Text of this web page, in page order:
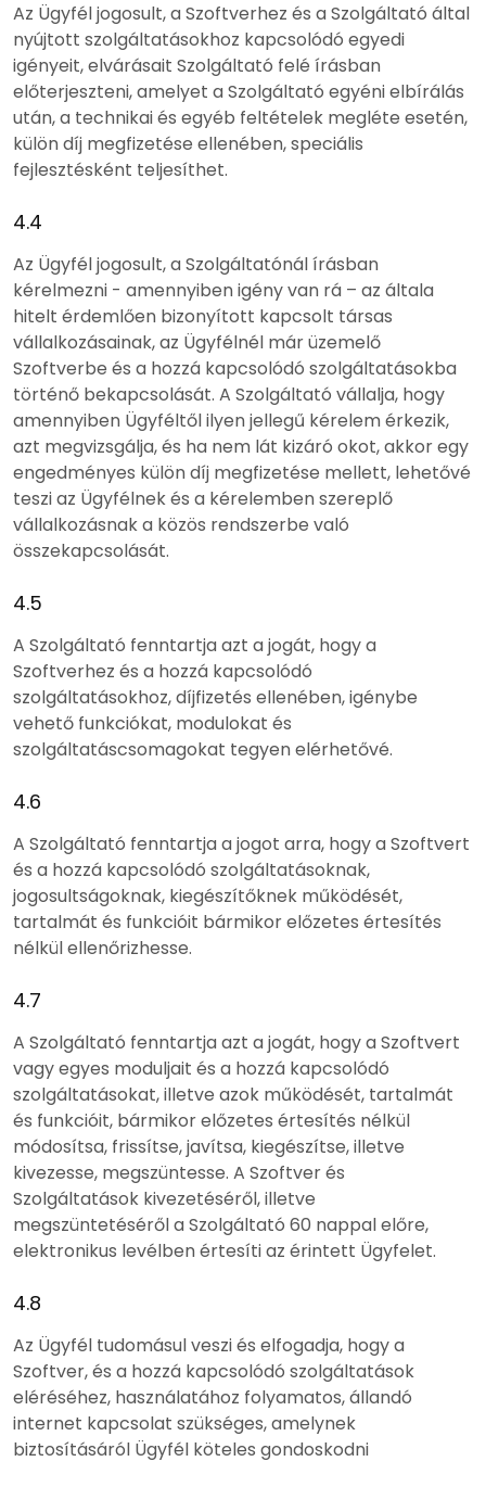
Az Ügyfél jogosult, a Szoftverhez és a Szolgáltató által
nyújtott szolgáltatásokhoz kapcsolódó egyedi
igényeit, elvárásait Szolgáltató felé írásban
előterjeszteni, amelyet a Szolgáltató egyéni elbírálás
után, a technikai és egyéb feltételek megléte esetén,
külön díj megfizetése ellenében, speciális
fejlesztésként teljesíthet.
4.4
Az Ügyfél jogosult, a Szolgáltatónál írásban
kérelmezni - amennyiben igény van rá – az általa
hitelt érdemlően bizonyított kapcsolt társas
vállalkozásainak, az Ügyfélnél már üzemelő
Szoftverbe és a hozzá kapcsolódó szolgáltatásokba
történő bekapcsolását. A Szolgáltató vállalja, hogy
amennyiben Ügyféltől ilyen jellegű kérelem érkezik,
azt megvizsgálja, és ha nem lát kizáró okot, akkor egy
engedményes külön díj megfizetése mellett, lehetővé
teszi az Ügyfélnek és a kérelemben szereplő
vállalkozásnak a közös rendszerbe való
összekapcsolását.
4.5
A Szolgáltató fenntartja azt a jogát, hogy a
Szoftverhez és a hozzá kapcsolódó
szolgáltatásokhoz, díjfizetés ellenében, igénybe
vehető funkciókat, modulokat és
szolgáltatáscsomagokat tegyen elérhetővé.
4.6
A Szolgáltató fenntartja a jogot arra, hogy a Szoftvert
és a hozzá kapcsolódó szolgáltatásoknak,
jogosultságoknak, kiegészítőknek működését,
tartalmát és funkcióit bármikor előzetes értesítés
nélkül ellenőrizhesse.
4.7
A Szolgáltató fenntartja azt a jogát, hogy a Szoftvert
vagy egyes moduljait és a hozzá kapcsolódó
szolgáltatásokat, illetve azok működését, tartalmát
és funkcióit, bármikor előzetes értesítés nélkül
módosítsa, frissítse, javítsa, kiegészítse, illetve
kivezesse, megszüntesse. A Szoftver és
Szolgáltatások kivezetéséről, illetve
megszüntetéséről a Szolgáltató 60 nappal előre,
elektronikus levélben értesíti az érintett Ügyfelet.
4.8
Az Ügyfél tudomásul veszi és elfogadja, hogy a
Szoftver, és a hozzá kapcsolódó szolgáltatások
eléréséhez, használatához folyamatos, állandó
internet kapcsolat szükséges, amelynek
biztosításáról Ügyfél köteles gondoskodni